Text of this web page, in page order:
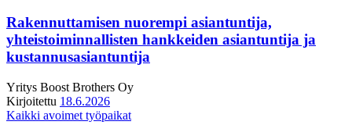
Rakennuttamisen nuorempi asiantuntija,
yhteistoiminnallisten hankkeiden asiantuntija ja
kustannusasiantuntija
Yritys Boost Brothers Oy
Kirjoitettu 18.6.2026
Kaikki avoimet työpaikat